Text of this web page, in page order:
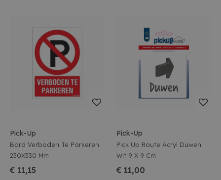
Pick-Up
Bord Verboden Te Parkeren
230X330 Mm
€ 11,15
Pick-Up
Pick Up Route Acryl Duwen
Wit 9 X 9 Cm
€ 11,00